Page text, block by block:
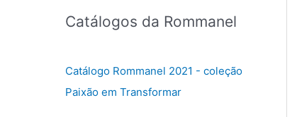
c
n
e
Catálogos da Rommanel
Catálogo Rommanel 2021 - coleção
Paixão em Transformar